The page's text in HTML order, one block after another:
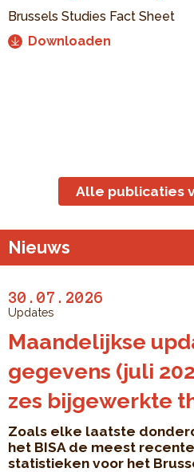
Brussels Studies Fact Sheet
Downloaden
Alle publicaties
Nieuws
30.07.2026
Updates
Maandelijkse
gegevens (juli
zes bijgewerkte
Zoals elke laatste
het BISA de meest
statistieken voor het